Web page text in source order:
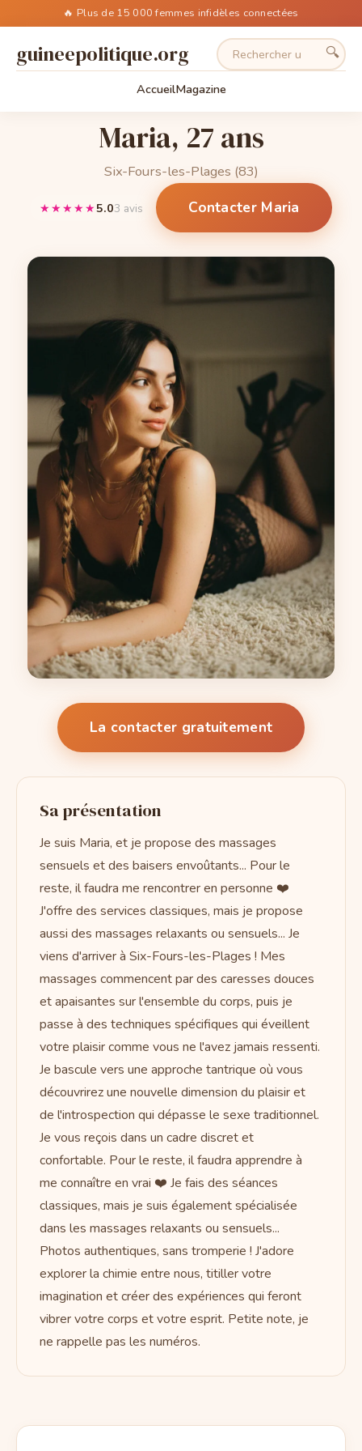
🔥 Plus de 15 000 femmes infidèles connectées
guineepolitique.org
AccueilMagazine
🔍
Maria, 27 ans
Six-Fours-les-Plages (83)
★★★★★5.03 avis Contacter Maria
La contacter gratuitement
Sa présentation
Je suis Maria, et je propose des massages
sensuels et des baisers envoûtants... Pour le
reste, il faudra me rencontrer en personne ❤️
J'offre des services classiques, mais je propose
aussi des massages relaxants ou sensuels... Je
viens d'arriver à Six-Fours-les-Plages ! Mes
massages commencent par des caresses douces
et apaisantes sur l'ensemble du corps, puis je
passe à des techniques spécifiques qui éveillent
votre plaisir comme vous ne l'avez jamais ressenti.
Je bascule vers une approche tantrique où vous
découvrirez une nouvelle dimension du plaisir et
de l'introspection qui dépasse le sexe traditionnel.
Je vous reçois dans un cadre discret et
confortable. Pour le reste, il faudra apprendre à
me connaître en vrai ❤️ Je fais des séances
classiques, mais je suis également spécialisée
dans les massages relaxants ou sensuels...
Photos authentiques, sans tromperie ! J'adore
explorer la chimie entre nous, titiller votre
imagination et créer des expériences qui feront
vibrer votre corps et votre esprit. Petite note, je
ne rappelle pas les numéros.